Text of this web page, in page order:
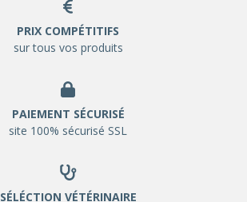
PRIX COMPÉTITIFS
sur tous vos produits
PAIEMENT SÉCURISÉ
site 100% sécurisé SSL
SÉLÉCTION VÉTÉRINAIRE